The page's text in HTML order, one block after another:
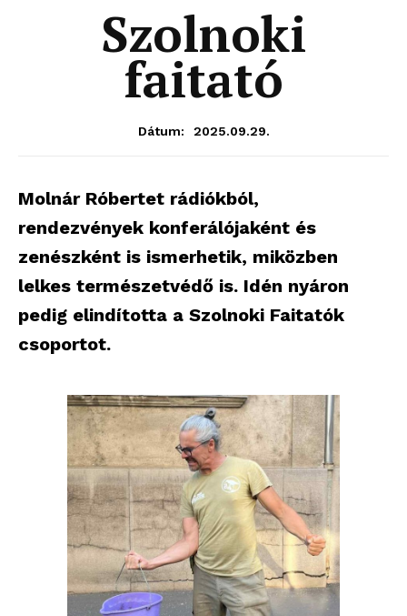
Szolnoki
faitató
Dátum: 2025.09.29.
Molnár Róbertet rádiókból,
rendezvények konferálójaként és
zenészként is ismerhetik, miközben
lelkes természetvédő is. Idén nyáron
pedig elindította a Szolnoki Faitatók
csoportot.